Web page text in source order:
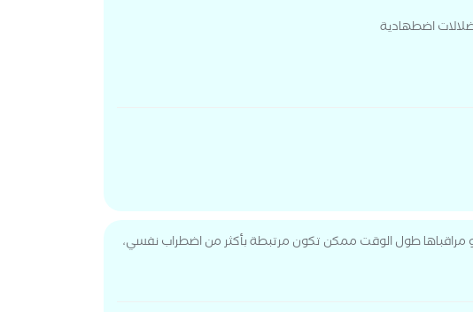
اضطهادية
مراقباها طول الوقت ممكن تكون مرتبطة بأكثر من اضطراب نفسي،